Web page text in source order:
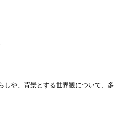
しや、背景とする世界観について、多